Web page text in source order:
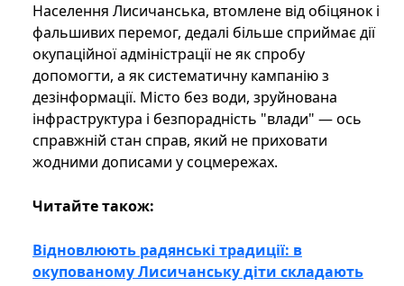
Населення Лисичанська, втомлене від обіцянок і
фальшивих перемог, дедалі більше сприймає дії
окупаційної адміністрації не як спробу
допомогти, а як систематичну кампанію з
дезінформації. Місто без води, зруйнована
інфраструктура і безпорадність "влади" — ось
справжній стан справ, який не приховати
жодними дописами у соцмережах.
Читайте також:
Відновлюють радянські традиції: в
окупованому Лисичанську діти складають